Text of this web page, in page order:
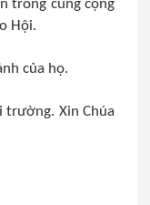
trong cùng cộng
Hội.
của họ.
trường. Xin Chúa